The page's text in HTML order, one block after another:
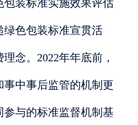
装标准实施效果评估
色包装标准宣贯活
念。2022年年底前，
中事后监管的机制更
与的标准监督机制基